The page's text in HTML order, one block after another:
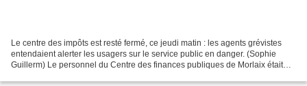
Le centre des impôts est resté fermé, ce jeudi matin : les agents grévistes
entendaient alerter les usagers sur le service public en danger. (Sophie
Guillerm) Le personnel du Centre des finances publiques de Morlaix était